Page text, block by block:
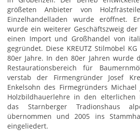
größeten Anbieter von
Einzelhandelladen wurde eröffnet.
wurde ein weiterer Geschäftszweig der
einen Import und Großhandel von
gegründet. Diese KREUTZ Stilmöbel
80er Jahre. In den 80er Jahren wurde
Restaurationsbereich für
verstab der Firmengründer Josef
Enkelsohn des Firmegründers
Holzbildhauerlehre in den elterlichen
das Starnberger Tradionshaus
übernommen und 2005 ins
eingeliedert.